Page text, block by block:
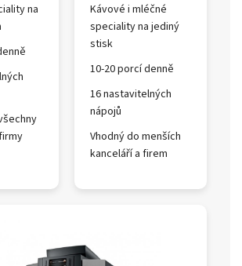
na
Kávové i mléčné
speciality na jediný
stisk
10-20 porcí denně
16 nastavitelných
nápojů
Vhodný do menších
kanceláří a firem